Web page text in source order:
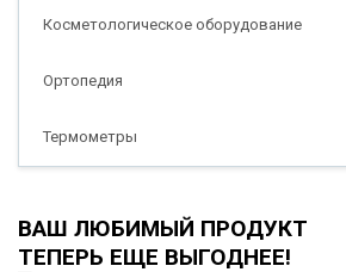
Косметологическое оборудование
Ортопедия
Термометры
ВАШ ЛЮБИМЫЙ ПРОДУКТ
ТЕПЕРЬ ЕЩЕ ВЫГОДНЕЕ!